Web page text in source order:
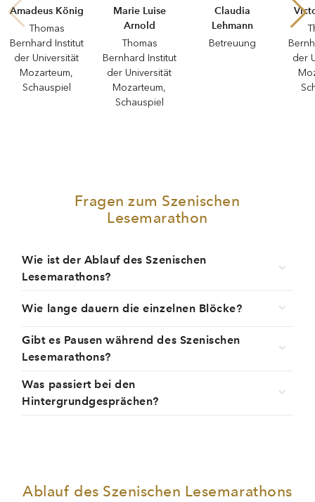
Bernhard Institut
der Universität
Mozarteum,
Schauspiel
Arnold
Bernhard Institut
der Universität
Mozarteum,
Schauspiel
Lehmann
der
Fragen zum Szenischen
Lesemarathon
Lesemarathons?
Gibt es Pausen während des Szenischen
Lesemarathons?
Was passiert bei den
Hintergrundgesprächen?
Ablauf des Szenischen Lesemarathons